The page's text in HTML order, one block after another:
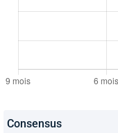
Consensus